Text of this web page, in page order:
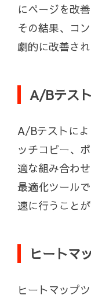
にページを改
その結果、コ
劇的に改善され
A/Bテスト
A/Bテストに
ッチコピー、
適な組み合わ
最適化ツール
速に行うことが
ヒートマ
ヒートマップ